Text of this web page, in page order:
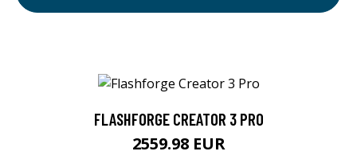
FLASHFORGE CREATOR 3 PRO
2559.98 EUR